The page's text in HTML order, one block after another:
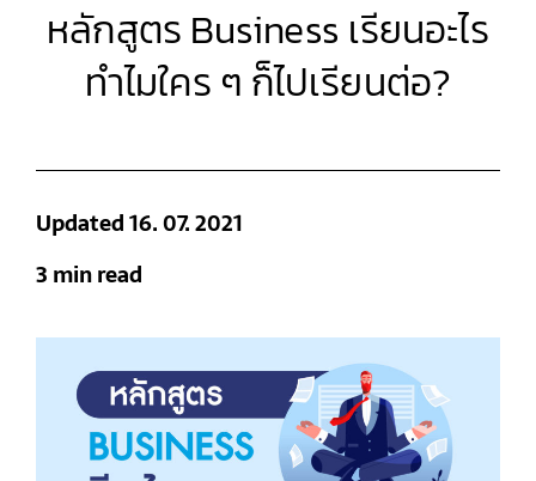
หลักสูตร Business เรียนอะไร
ทำไมใคร ๆ ก็ไปเรียนต่อ?
Updated 16. 07. 2021
3 min read